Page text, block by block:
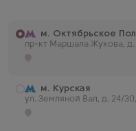
м. Октябрьское
пр-кт Маршала Жукова, д.
м. Курская
ул. Земляной Вал, д. 24/30,